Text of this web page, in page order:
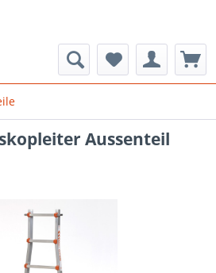
Aussenteil